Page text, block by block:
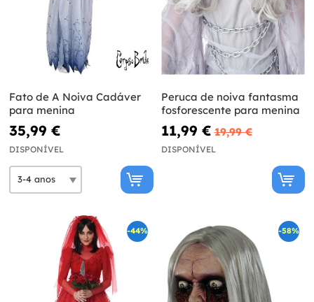
Fato de A Noiva Cadáver
para menina
35,99 €
DISPONÍVEL
Peruca de noiva fantasma
fosforescente para menina
11,99 € 19,99 €
DISPONÍVEL
-44% -58%